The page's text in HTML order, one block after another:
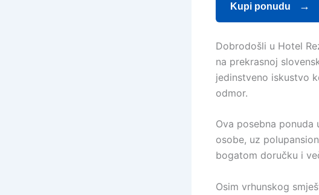
Kupi ponudu
Dobrodošli u Hotel
na prekrasnoj
jedinstveno iskustvo
odmor.
Ova posebna
osobe, uz
bogatom doručku i
Osim vrhunskog